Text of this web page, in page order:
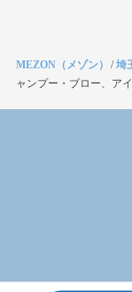
MEZON（メゾン） /埼
ャンプー・ブロー、ア